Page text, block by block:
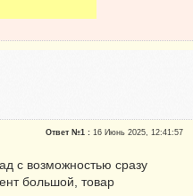
Ответ №1 :16 Июнь 2025, 12:41:57
с возможностью сразу
большой, товар